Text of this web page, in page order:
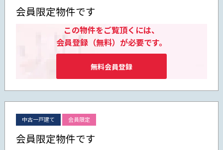
会員限定物件です
この物件をご覧頂くには、
会員登録（無料）が必要です。
無料会員登録
中古一戸建て 会員限定
会員限定物件です